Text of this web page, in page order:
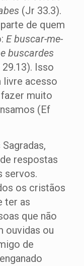
(Jr 33.3).
de quem
E buscar-me-
buscardes
Isso
livre acesso
muito
(Ef
respostas
servos.
os cristãos
ter as
que não
ouvidas ou
de